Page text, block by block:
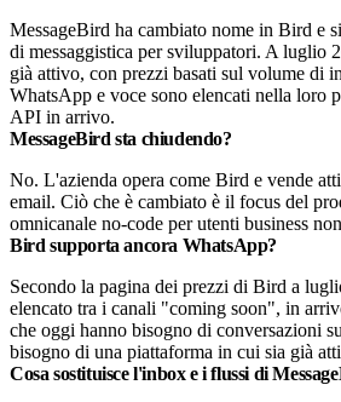
MessageBird ha cambiato nome in Bird e
di messaggistica per sviluppatori. A luglio
già attivo, con prezzi basati sul volume di
WhatsApp e voce sono elencati nella loro
API in arrivo.
MessageBird sta chiudendo?
No. L'azienda opera come Bird e vende
email. Ciò che è cambiato è il focus del
omnicanale no-code per utenti business
Bird supporta ancora WhatsApp?
Secondo la pagina dei prezzi di Bird a
elencato tra i canali "coming soon", in
che oggi hanno bisogno di conversazioni
bisogno di una piattaforma in cui sia già
Cosa sostituisce l'inbox e i flussi di